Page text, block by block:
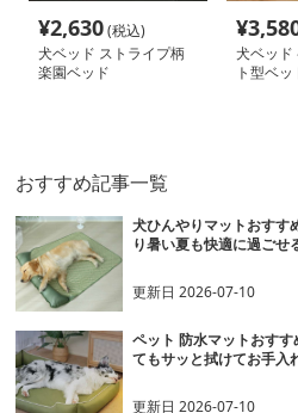
¥2,630(税込)
犬ベッド ストライプ柄
楽園ベッド
¥
犬ベッド
ト型ベッ
おすすめ記事一覧
犬ひんやりマットおすす
り暑い夏も快適に過ごせ
更新日2026-07-10
ペット 防水マットおす
てもサッと拭けてお手入
更新日2026-07-10